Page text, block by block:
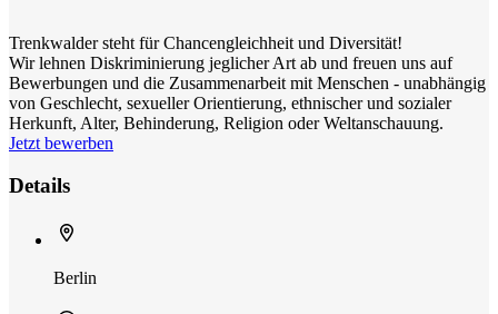
Trenkwalder steht für Chancengleichheit und Diversität!
Wir lehnen Diskriminierung jeglicher Art ab und freuen uns auf
Bewerbungen und die Zusammenarbeit mit Menschen - unabhängig
von Geschlecht, sexueller Orientierung, ethnischer und sozialer
Herkunft, Alter, Behinderung, Religion oder Weltanschauung.
Jetzt bewerben
Details
Berlin